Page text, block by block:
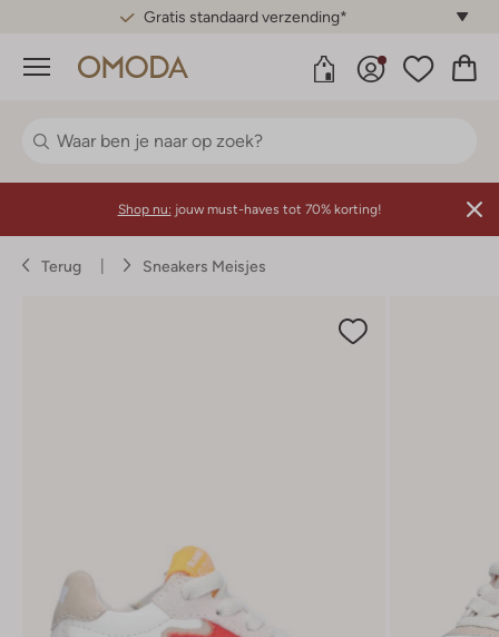
Gratis standaard verzending*
Menu
Shop nu: jouw must-haves tot 70% korting!
Terug Sneakers Meisjes